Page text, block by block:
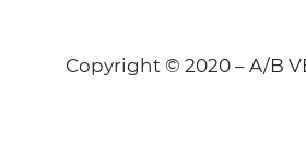
Copyright © 2020 – A/B